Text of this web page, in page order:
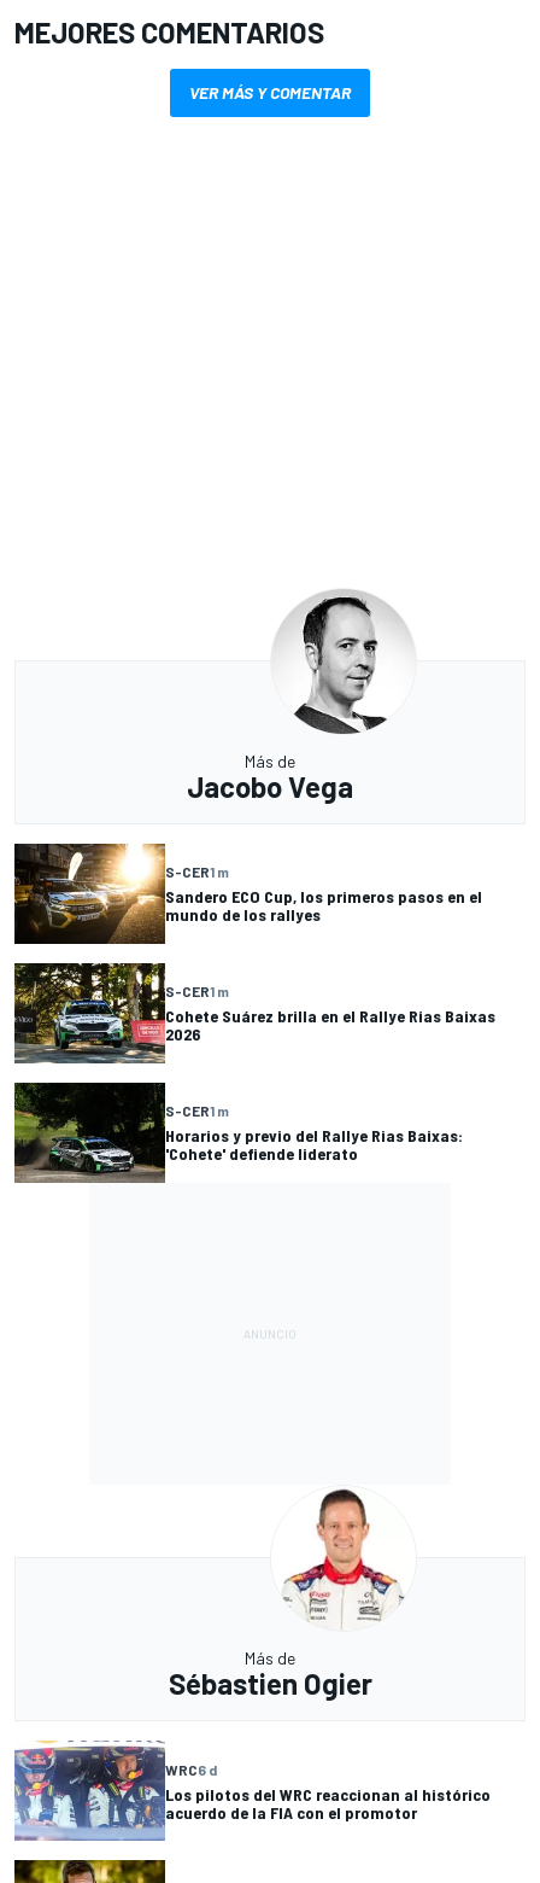
MEJORES COMENTARIOS
VER MÁS Y COMENTAR
Más de
Jacobo Vega
S-CER1 m
Sandero ECO Cup, los primeros pasos en el
mundo de los rallyes
S-CER1 m
Cohete Suárez brilla en el Rallye Rias Baixas
2026
S-CER1 m
Horarios y previo del Rallye Rias Baixas:
'Cohete' defiende liderato
Más de
Sébastien Ogier
WRC6 d
Los pilotos del WRC reaccionan al histórico
acuerdo de la FIA con el promotor